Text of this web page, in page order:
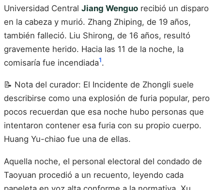
Universidad Central Jiang Wenguo recibió un disparo
en la cabeza y murió. Zhang Zhiping, de 19 años,
también falleció. Liu Shirong, de 16 años, resultó
gravemente herido. Hacia las 11 de la noche, la
comisaría fue incendiada1.
📝 Nota del curador: El Incidente de Zhongli suele
describirse como una explosión de furia popular, pero
pocos recuerdan que esa noche hubo personas que
intentaron contener esa furia con su propio cuerpo.
Huang Yu-chiao fue una de ellas.
Aquella noche, el personal electoral del condado de
Taoyuan procedió a un recuento, leyendo cada